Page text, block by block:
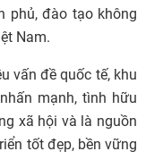
phủ, đào tạo không
Nam.
vấn đề quốc tế, khu
mạnh, tình hữu
xã hội và là nguồn
tốt đẹp, bền vững